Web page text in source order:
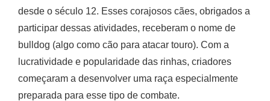
desde o século 12. Esses corajosos cães, obrigados a
participar dessas atividades, receberam o nome de
bulldog (algo como cão para atacar touro). Com a
lucratividade e popularidade das rinhas, criadores
começaram a desenvolver uma raça especialmente
preparada para esse tipo de combate.